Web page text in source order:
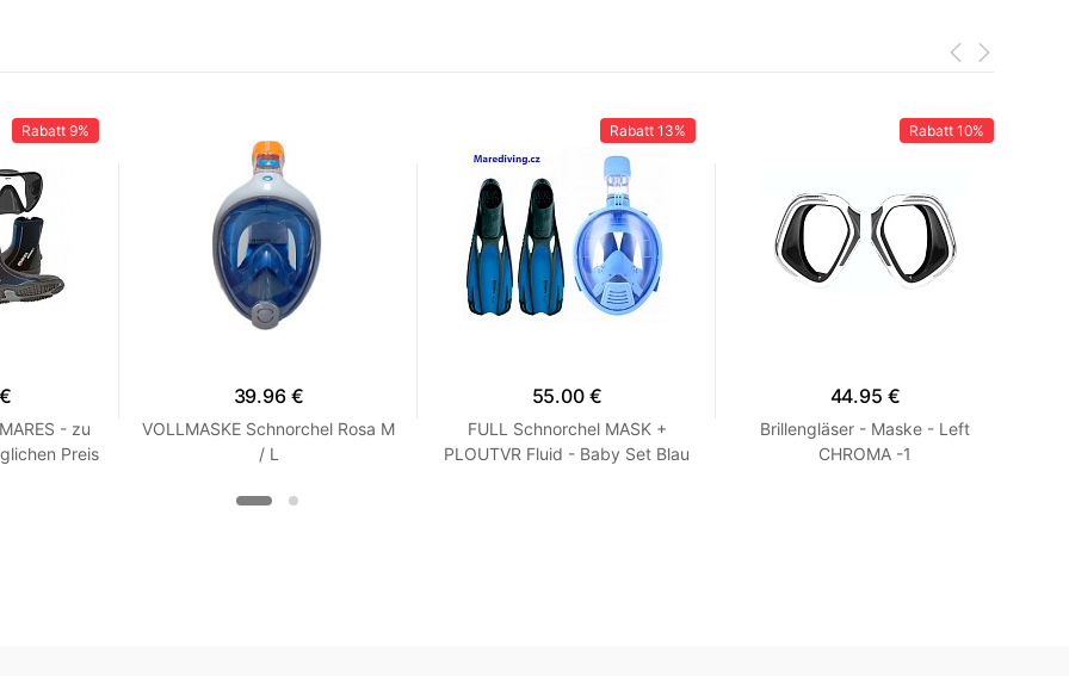
Rabatt 9%
- zu
Preis
39.96 €
VOLLMASKE Schnorchel Rosa M
/ L
Rabatt 13%
55.00 €
FULL Schnorchel MASK +
PLOUTVR Fluid - Baby Set Blau
Rabatt 10%
44.95 €
Brillengläser - Maske - Left
CHROMA -1